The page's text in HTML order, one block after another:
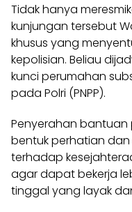
Tidak hanya
kunjungan tersebut
khusus yang
kepolisian. Beliau
kunci perumahan
pada Polri (PNPP).
Penyerahan bantuan
bentuk perhatian
terhadap
agar dapat bekerja
tinggal yang layak